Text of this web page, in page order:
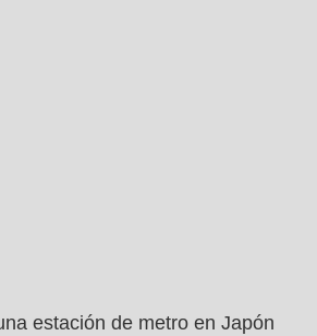
estación de metro en Japón